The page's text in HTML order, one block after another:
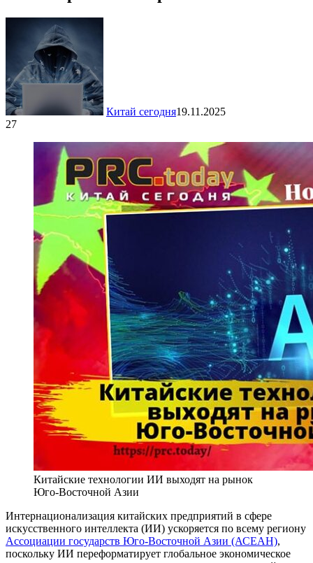
Китай сегодня19.11.2025
27
Китайские технологии ИИ выходят на рынок
Юго-Восточной Азии
Интернационализация китайских предприятий в сфере
искусственного интеллекта (ИИ) ускоряется по всему региону
Ассоциации государств Юго-Восточной Азии (АСЕАН),
поскольку ИИ переформатирует глобальное экономическое